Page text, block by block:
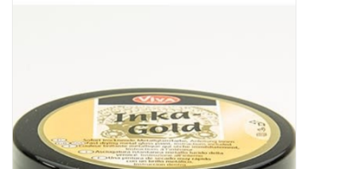
SPECIALS
WERKZEUGE